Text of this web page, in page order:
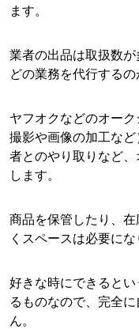
ます。
業者の出品は取扱数
どの業務を代行するの
ヤフオクなどのオー
撮影や画像の加工な
者とのやり取りなど
します。
商品を保管したり、
くスペースは必要にな
好きな時にできると
るものなので、完全
ん。